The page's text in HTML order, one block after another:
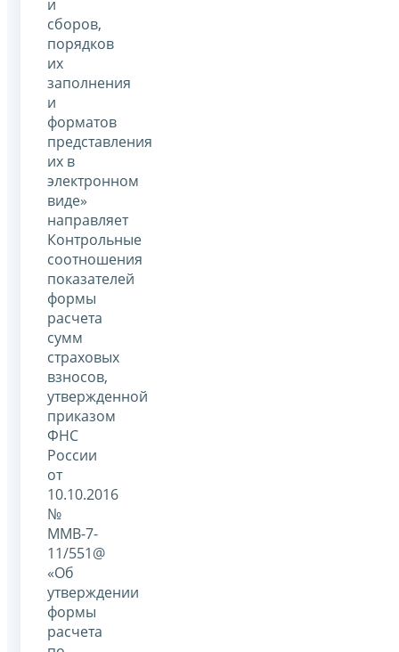
и
сборов,
порядков
их
заполнения
и
форматов
представления
их в
электронном
виде»
направляет
Контрольные
соотношения
показателей
формы
расчета
сумм
страховых
взносов,
утвержденной
приказом
ФНС
России
от
10.10.2016
№
ММВ-7-
11/551@
«Об
утверждении
формы
расчета